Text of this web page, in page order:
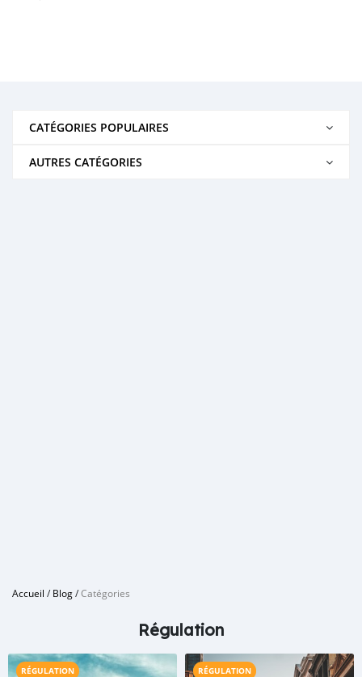
CATÉGORIES POPULAIRES
AUTRES CATÉGORIES
Accueil /Blog/Catégories
Régulation
RÉGULATION RÉGULATION